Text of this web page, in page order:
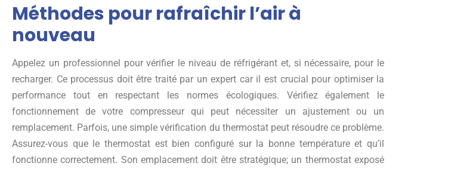
Méthodes pour rafraîchir l’air à
nouveau
Appelez un professionnel pour vérifier le niveau de réfrigérant et, si nécessaire, pour le
recharger. Ce processus doit être traité par un expert car il est crucial pour optimiser la
performance tout en respectant les normes écologiques. Vérifiez également le
fonctionnement de votre compresseur qui peut nécessiter un ajustement ou un
remplacement. Parfois, une simple vérification du thermostat peut résoudre ce problème.
Assurez-vous que le thermostat est bien configuré sur la bonne température et qu’il
fonctionne correctement. Son emplacement doit être stratégique; un thermostat exposé